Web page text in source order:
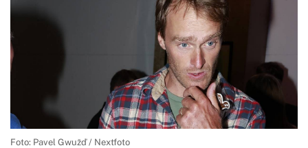
Foto: Pavel Gwužď / Nextfoto